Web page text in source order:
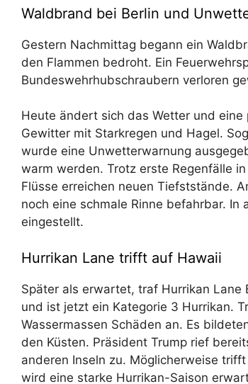
Waldbrand bei Berlin und
Gestern Nachmittag begann ein
den Flammen bedroht. Ein
Bundeswehrhubschraubern verloren
Heute ändert sich das Wetter und
Gewitter mit Starkregen und Hagel.
wurde eine Unwetterwarnung
warm werden. Trotz erste Regenfälle
Flüsse erreichen neuen Tiefststände.
noch eine schmale Rinne befahrbar.
eingestellt.
Hurrikan Lane trifft auf Hawaii
Später als erwartet, traf Hurrikan Lane
und ist jetzt ein Kategorie 3 Hurrikan.
Wassermassen Schäden an. Es
den Küsten. Präsident Trump rief
anderen Inseln zu. Möglicherweise
wird eine starke Hurrikan-Saison